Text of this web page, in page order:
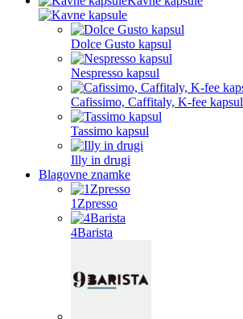
Dolce Gusto kapsul
Nespresso kapsul
Cafissimo, Caffitaly, K-fee kapsul
Tassimo kapsul
Illy in drugi
Blagovne znamke
1Zpresso
4Barista